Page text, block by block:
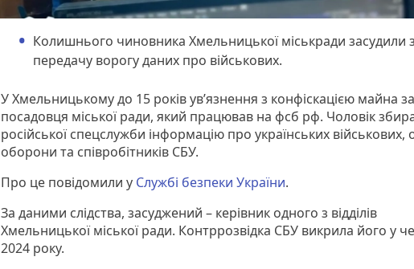
Колишнього чиновника Хмельницької міськради засудили
передачу ворогу даних про військових.
У Хмельницькому до 15 років ув’язнення з конфіскацією майна
посадовця міської ради, який працював на фсб рф. Чоловік
російської спецслужби інформацію про українських військових,
оборони та співробітників СБУ.
Про це повідомили у Службі безпеки України.
За даними слідства, засуджений – керівник одного з відділів
Хмельницької міської ради. Контррозвідка СБУ викрила його у
2024 року.